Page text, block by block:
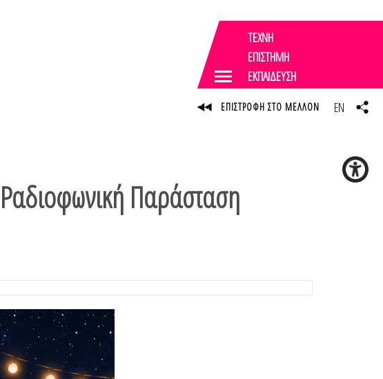
Παράσταση
ΤΕΧΝΗ
ΕΠΙΣΤΗΜΗ
ΕΚΠΑΙΔΕΥΣΗ
ΕΠΙΣΤΡΟΦΗ ΣΤΟ ΜΕΛΛΟΝ EN